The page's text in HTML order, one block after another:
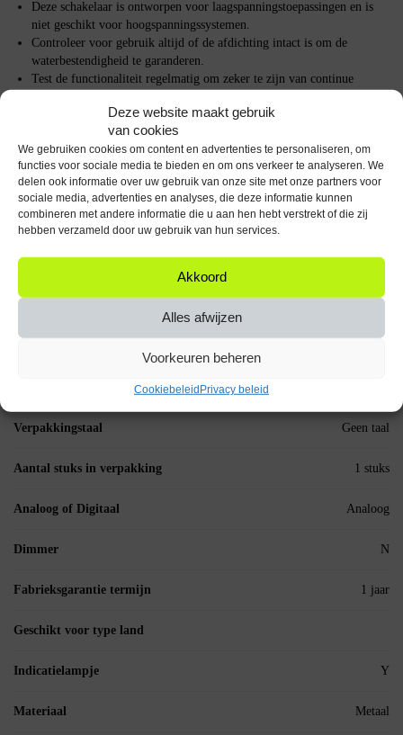
Deze website maakt gebruik
van cookies
We gebruiken cookies om content en advertenties te personaliseren, om
functies voor sociale media te bieden en om ons verkeer te analyseren. We
delen ook informatie over uw gebruik van onze site met onze partners voor
sociale media, advertenties en analyses, die deze informatie kunnen
combineren met andere informatie die u aan hen hebt verstrekt of die zij
hebben verzameld door uw gebruik van hun services.
Akkoord
Alles afwijzen
Voorkeuren beheren
CookiebeleidPrivacy beleid
Deze schakelaar is ontworpen voor laagspanningstoepassingen en is
niet geschikt voor hoogspanningssystemen.
Controleer voor gebruik altijd of de afdichting intact is om de
waterbestendigheid te garanderen.
Test de functionaliteit regelmatig om zeker te zijn van continue
Met de ProRide® Metalen Drukschakelaar kies je voor kwaliteit en
betrouwbaarheid.
Specificaties
Kleur
Bediening via mobiele app N
Verpakkingstaal Geen taal
Aantal stuks in verpakking 1 stuks
Analoog of Digitaal Analoog
Dimmer N
Fabrieksgarantie termijn 1 jaar
Geschikt voor type land
Indicatielampje Y
Materiaal Metaal